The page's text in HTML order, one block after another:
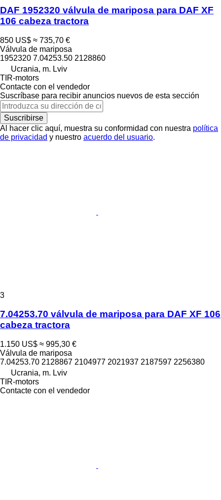
DAF 1952320 válvula de mariposa para DAF XF
106 cabeza tractora
850 US$ ≈ 735,70 €
Válvula de mariposa
1952320 7.04253.50 2128860
Ucrania, m. Lviv
TIR-motors
Contacte con el vendedor
Suscríbase para recibir anuncios nuevos de esta sección
Suscribirse
Al hacer clic aquí, muestra su conformidad con nuestra política
de privacidad y nuestro acuerdo del usuario.
3
7.04253.70 válvula de mariposa para DAF XF 106
cabeza tractora
1.150 US$ ≈ 995,30 €
Válvula de mariposa
7.04253.70 2128867 2104977 2021937 2187597 2256380
Ucrania, m. Lviv
TIR-motors
Contacte con el vendedor